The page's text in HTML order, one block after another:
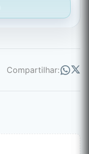
Compartilhar: